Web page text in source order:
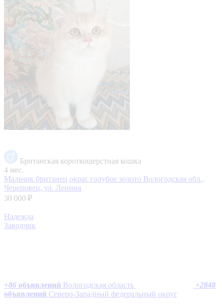
Британская короткошерстная кошка
4 мес.
Мальчик британец окрас голубое золото Вологодская обл.,
Череповец, ул. Ленина
30 000 ₽
Надежда
Заводчик
+86 объявлений Вологодская область +2848
объявлений Северо-Западный федеральный округ